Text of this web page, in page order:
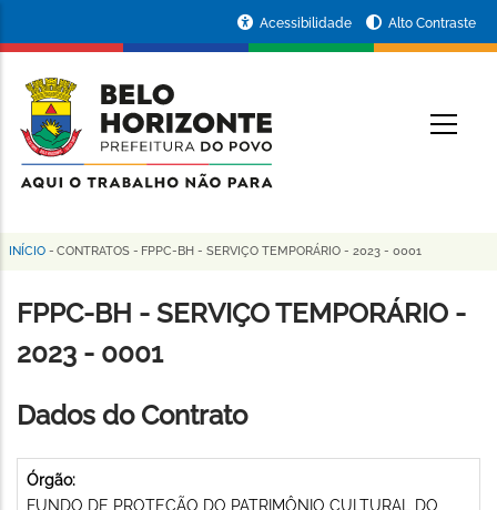
conteúdo
principal
da
Prefeitura
de
Horizonte
Acessibilidade Alto Contraste
Trilha
de
navegação
INÍCIO - CONTRATOS - FPPC-BH - SERVIÇO TEMPORÁRIO - 2023 - 0001
FPPC-BH - SERVIÇO TEMPORÁRIO -
2023 - 0001
Dados do Contrato
Órgão:
FUNDO DE PROTEÇÃO DO PATRIMÔNIO CULTURAL DO